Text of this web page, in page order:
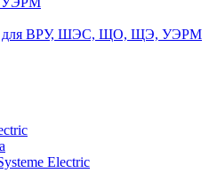
для ВРУ, ШЭС, ЩО, ЩЭ, УЭРМ
Electric